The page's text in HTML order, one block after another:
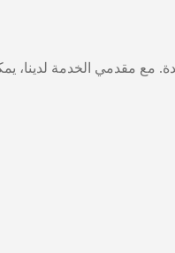
مع مقدمي الخدمة